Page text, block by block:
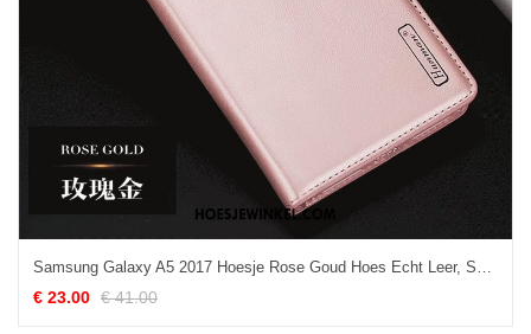
Samsung Galaxy A5 2017 Hoesje Rose Goud Hoes Echt Leer, Samsung Galaxy A5 2017 Hoesje Ster Mobiele Telefoon
€ 23.00 € 41.00